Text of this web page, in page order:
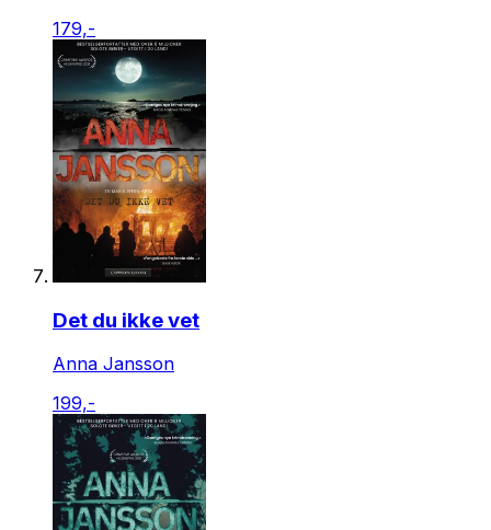
179,-
Det du ikke vet
Anna Jansson
199,-